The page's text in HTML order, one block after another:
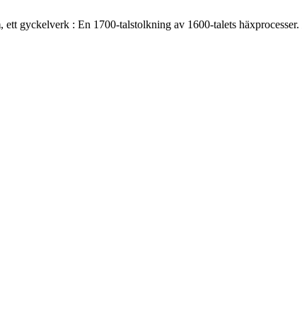
gyckelverk : En 1700-talstolkning av 1600-talets häxprocesser.